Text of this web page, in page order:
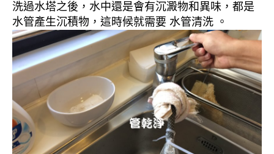
洗過水塔之後，水中還是會有沉澱物和異味，都是
水管產生沉積物，這時候就需要 水管清洗 。